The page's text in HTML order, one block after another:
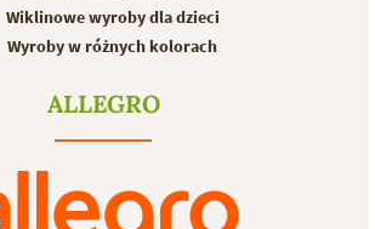
Wiklinowe wyroby dla dzieci
Wyroby w różnych kolorach
ALLEGRO